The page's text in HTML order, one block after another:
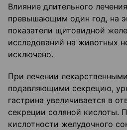
Влияние длительного
превышающим один год, на
показатели щитовидной
исследований на животных
исключено.
При лечении
подавляющими секрецию,
гастрина увеличивается в
секреции соляной кислоты.
кислотности желудочного